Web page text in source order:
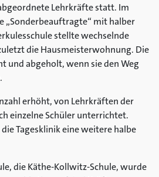
Lehrkräfte statt. Im
„Sonderbeauftragte“ mit halber
stellte wechselnde
die Hausmeisterwohnung. Die
und abgeholt, wenn sie den Weg
erhöht, von Lehrkräften der
einzelne Schüler unterrichtet.
Tagesklinik eine weitere halbe
die Käthe-Kollwitz-Schule, wurde